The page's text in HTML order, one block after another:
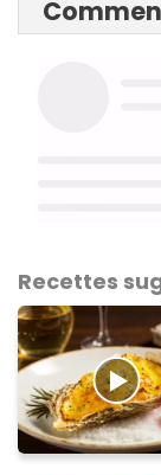
Recettes